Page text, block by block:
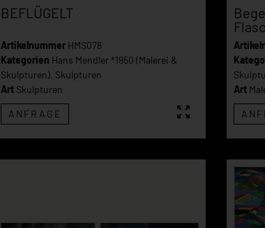
BEFLÜGELT
Artikelnummer HMS078
Kategorien Hans Mendler *1950 (Malerei &
Skulpturen), Skulpturen
Art Skulpturen
ANFRAGE
Art